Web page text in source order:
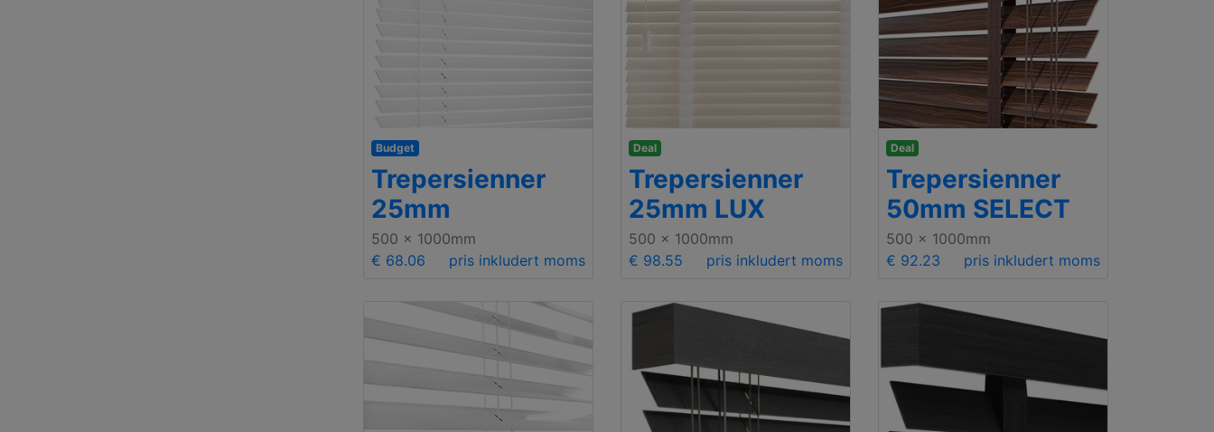
Budget
Trepersienner
25mm
500 x 1000mm
€ 68.06
pris inkludert moms
Deal
Trepersienner
25mm LUX
500 x 1000mm
€ 98.55
pris inkludert moms
Deal
Trepersienner
50mm SELECT
500 x 1000mm
€ 92.23
pris inkludert moms